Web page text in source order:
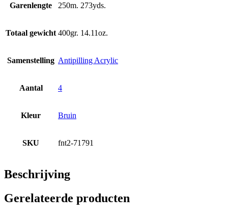
Garenlengte 250m. 273yds.
Totaal gewicht 400gr. 14.11oz.
Samenstelling Antipilling Acrylic
Aantal 4
Kleur Bruin
SKU fnt2-71791
Beschrijving
Gerelateerde producten